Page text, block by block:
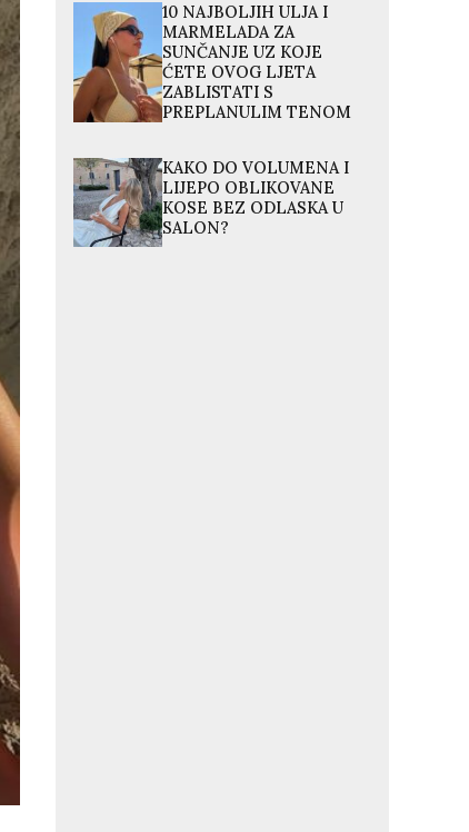
10 NAJBOLJIH ULJA I
MARMELADA ZA
SUNČANJE UZ KOJE
ĆETE OVOG LJETA
ZABLISTATI S
PREPLANULIM TENOM
KAKO DO VOLUMENA I
LIJEPO OBLIKOVANE
KOSE BEZ ODLASKA U
SALON?